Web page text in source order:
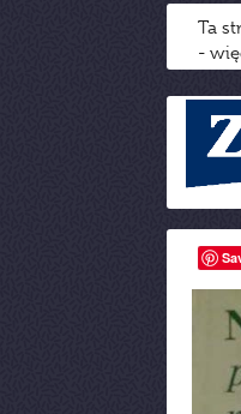
Ta
-